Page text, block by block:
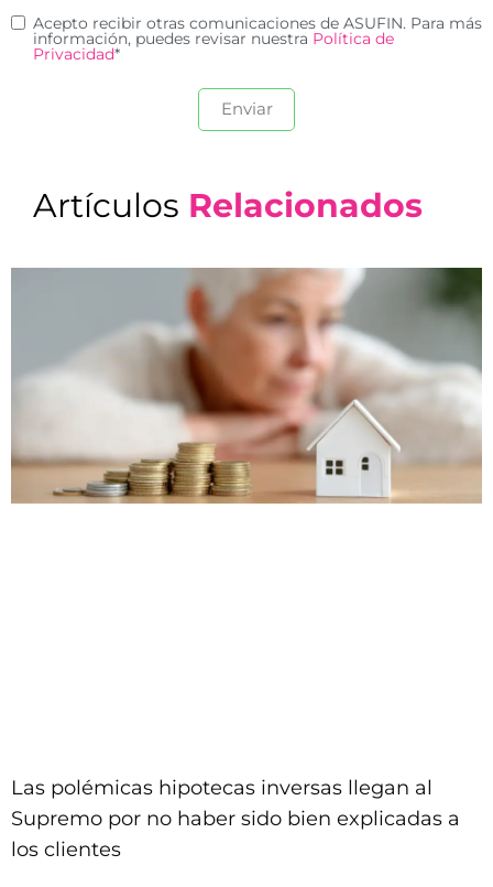
Acepto recibir otras comunicaciones de ASUFIN. Para más
información, puedes revisar nuestra Política de
Privacidad*
Artículos Relacionados
Las polémicas hipotecas inversas llegan al
Supremo por no haber sido bien explicadas a
los clientes